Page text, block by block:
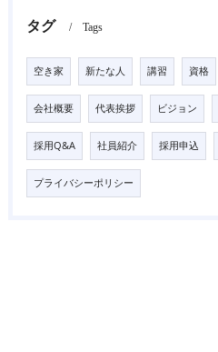
タグ Tags
空き家 新たな人 講習 資格
会社概要 代表挨拶 ビジョン
採用Q&A 社員紹介 採用申込
プライバシーポリシー